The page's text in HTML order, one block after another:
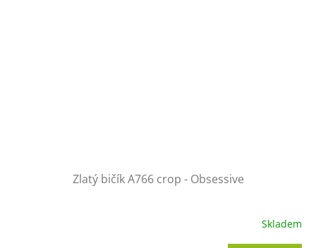
Zlatý bičík A766 crop - Obsessive
Skladem